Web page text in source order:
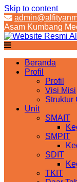
Skip to content
Asam Kumbang
Beranda
Profil
Profil
Visi Misi
Struktur
Unit
SMAIT
SMPIT
SDIT
TKIT